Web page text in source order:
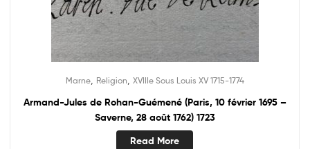
Marne, Religion XVIIIe Sous Louis XV 1715-1774
Armand-Jules de Rohan-Guémené (Paris, 10 février 1695 –
Saverne, 28 août 1762) 1723
Read More